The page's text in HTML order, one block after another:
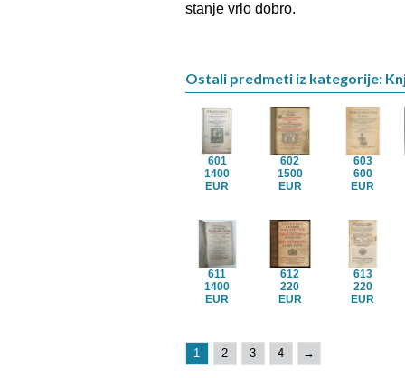
stanje vrlo dobro.
Ostali predmeti iz kategorije:
601
1400
EUR
602
1500
EUR
603
600
EUR
611
1400
EUR
612
220
EUR
613
220
EUR
1 2 3 4 →